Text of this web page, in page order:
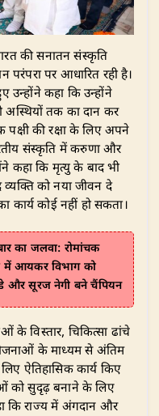
की सनातन संस्कृति
परंपरा पर आधारित रही है।
उन्होंने कहा कि उन्होंने
अस्थियों तक का दान कर
पक्षी की रक्षा के लिए अपने
संस्कृति में करुणा और
कहा कि मृत्यु के बाद भी
को नया जीवन दे
कार्य कोई नहीं हो सकता।
का जलवा: रोमांचक
में आयकर विभाग को
और सूरज नेगी बने चैंपियन
के विस्तार, चिकित्सा ढांचे
के माध्यम से अंतिम
ऐतिहासिक कार्य किए
को सुदृढ़ बनाने के लिए
कि राज्य में अंगदान और